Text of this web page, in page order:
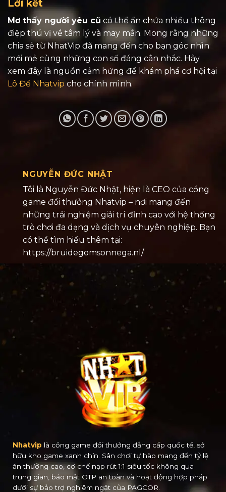
Lời kết
Mơ thấy người yêu cũ có thể ẩn chứa nhiều thông
điệp thú vị về tâm lý và may mắn. Mong rằng những
chia sẻ từ NhatVip đã mang đến cho bạn góc nhìn
mới mẻ cùng những con số đáng cân nhắc. Hãy
xem đây là nguồn cảm hứng để khám phá cơ hội tại
Lô Đề Nhatvip cho chính mình.
NGUYỄN ĐỨC NHẬT
Tôi là Nguyễn Đức Nhật, hiện là CEO của cổng
game đổi thưởng Nhatvip – nơi mang đến
những trải nghiệm giải trí đỉnh cao với hệ thống
trò chơi đa dạng và dịch vụ chuyên nghiệp. Bạn
có thể tìm hiểu thêm tại:
https://bruidegomsonnega.nl/
Nhatvip là cổng game đổi thưởng đẳng cấp quốc tế, sở
hữu kho game xanh chín. Sân chơi tự hào mang đến tỷ lệ
ăn thưởng cao, cơ chế nạp rút 1:1 siêu tốc không qua
trung gian, bảo mật OTP an toàn và hoạt động hợp pháp
dưới sự bảo trợ nghiêm ngặt của PAGCOR.